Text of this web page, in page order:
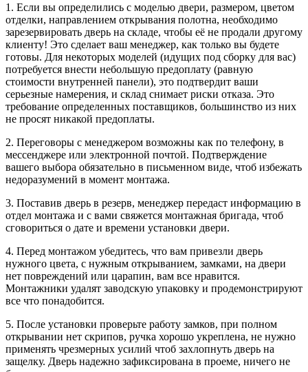
1. Если вы определились с моделью двери, размером, цветом
отделки, направлением открывания полотна, необходимо
зарезервировать дверь на складе, чтобы её не продали другому
клиенту! Это сделает ваш менеджер, как только вы будете
готовы. Для некоторых моделей (идущих под сборку для вас)
потребуется внести небольшую предоплату (равную
стоимости внутренней панели), это подтвердит ваши
серьезные намерения, и склад снимает риски отказа. Это
требование определенных поставщиков, большинство из них
не просят никакой предоплаты.
2. Переговоры с менеджером возможны как по телефону, в
мессенджере или электронной почтой. Подтверждение
вашего выбора обязательно в письменном виде, чтоб избежать
недоразумений в момент монтажа.
3. Поставив дверь в резерв, менеджер передаст информацию в
отдел монтажа и с вами свяжется монтажная бригада, чтоб
сговориться о дате и времени установки двери.
4. Перед монтажом убедитесь, что вам привезли дверь
нужного цвета, с нужным открыванием, замками, на двери
нет повреждений или царапин, вам все нравится.
Монтажники удалят заводскую упаковку и продемонстрируют
все что понадобится.
5. После установки проверьте работу замков, при полном
открывании нет скрипов, ручка хорошо укреплена, не нужно
применять чрезмерных усилий чтоб захлопнуть дверь на
защелку. Дверь надежно зафиксирована в проеме, ничего не